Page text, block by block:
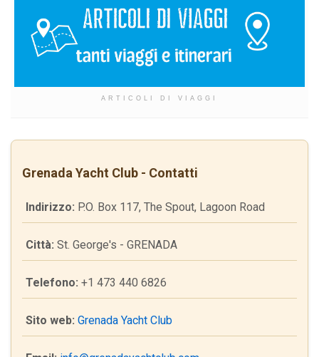
ARTICOLI DI VIAGGI
Grenada Yacht Club - Contatti
Indirizzo: P.O. Box 117, The Spout, Lagoon Road
Città: St. George's - GRENADA
Telefono: +1 473 440 6826
Sito web: Grenada Yacht Club